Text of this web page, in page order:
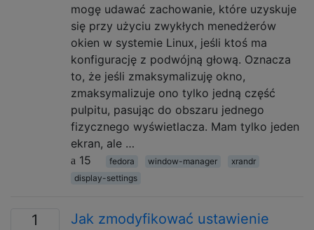
mogę udawać zachowanie, które uzyskuje
się przy użyciu zwykłych menedżerów
okien w systemie Linux, jeśli ktoś ma
konfigurację z podwójną głową. Oznacza
to, że jeśli zmaksymalizuję okno,
zmaksymalizuje ono tylko jedną część
pulpitu, pasując do obszaru jednego
fizycznego wyświetlacza. Mam tylko jeden
ekran, ale …
15
fedora window-manager
xrandr
display-settings
1
Jak zmodyfikować ustawienie